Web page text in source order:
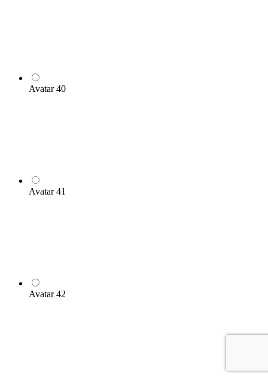
Avatar 40
Avatar 41
Avatar 42